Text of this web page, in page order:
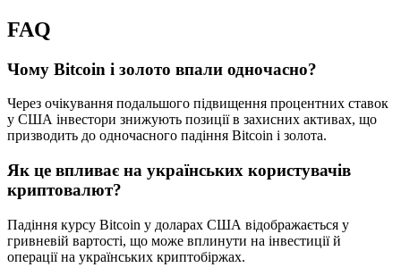
FAQ
Чому Bitcoin і золото впали одночасно?
Через очікування подальшого підвищення процентних ставок
у США інвестори знижують позиції в захисних активах, що
призводить до одночасного падіння Bitcoin і золота.
Як це впливає на українських користувачів
криптовалют?
Падіння курсу Bitcoin у доларах США відображається у
гривневій вартості, що може вплинути на інвестиції й
операції на українських криптобіржах.